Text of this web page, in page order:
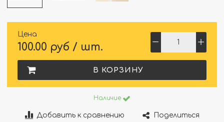
Цена
100.00 руб / шт.
В КОРЗИНУ
Наличие
Добавить к сравнению Поделиться